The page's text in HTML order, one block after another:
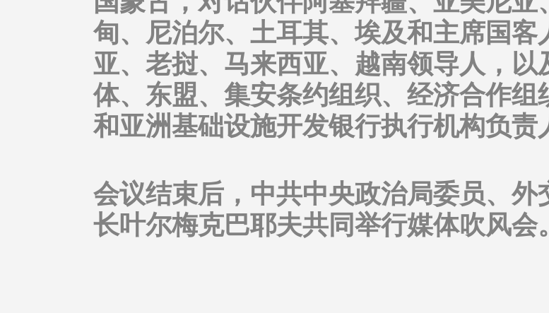
甸、尼泊尔、土耳其、埃及和主席国
亚、老挝、马来西亚、越南领导人，
体、东盟、集安条约组织、经济合作
和亚洲基础设施开发银行执行机构负责
会议结束后，中共中央政治局委员、
长叶尔梅克巴耶夫共同举行媒体吹风会。